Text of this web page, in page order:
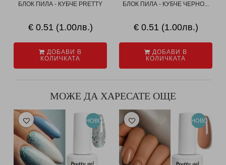
БЛОК ПИЛА - КУБЧЕ PRETTY
€ 0.51 (1.00лв.)
ДОБАВИ В
КОЛИЧКАТА
БЛОК ПИЛА - КУБЧЕ ЧЕРНО...
€ 0.51 (1.00лв.)
ДОБАВИ В
КОЛИЧКАТА
МОЖЕ ДА ХАРЕСАТЕ ОЩЕ
НОВО НОВО